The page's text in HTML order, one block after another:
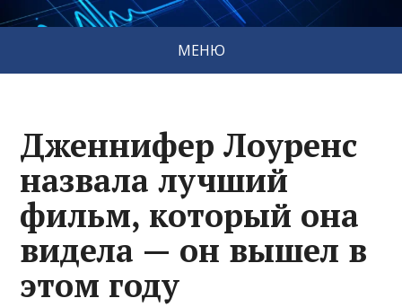
МЕНЮ
Дженнифер Лоуренс
назвала лучший
фильм, который она
видела — он вышел в
этом году